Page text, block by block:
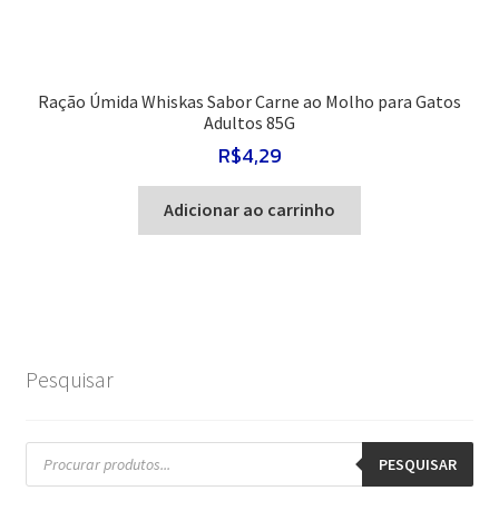
Ração Úmida Whiskas Sabor Carne ao Molho para Gatos
Adultos 85G
R$4,29
Adicionar ao carrinho
Pesquisar
Pesquisar
produtos PESQUISAR